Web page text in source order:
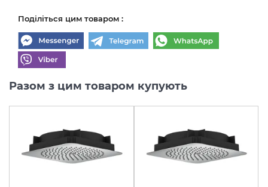
Поділіться цим товаром :
Разом з цим товаром купують